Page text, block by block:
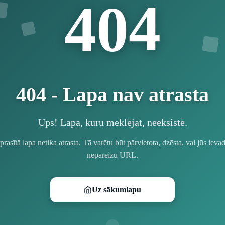
404
404 - Lapa nav atrasta
Ups! Lapa, kuru meklējat, neeksistē.
lapa netika atrasta. Tā varētu būt pārvietota, dzēsta, vai jūs
nepareizu URL.
Uz sākumlapu